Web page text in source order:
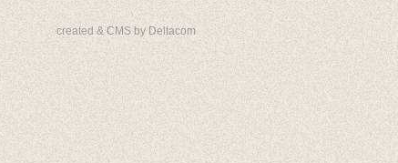
created & CMS by Deltacom